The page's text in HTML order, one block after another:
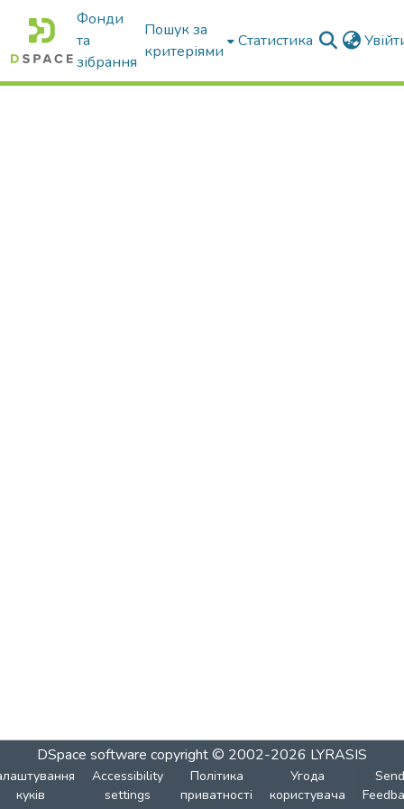
Фонди
та
зібрання
Пошук за
критеріями
Статистика
DSpace software copyright © 2002-2026 LYRASIS
куків
Accessibility
settings
Політика
приватності
Угода
користувача
Send